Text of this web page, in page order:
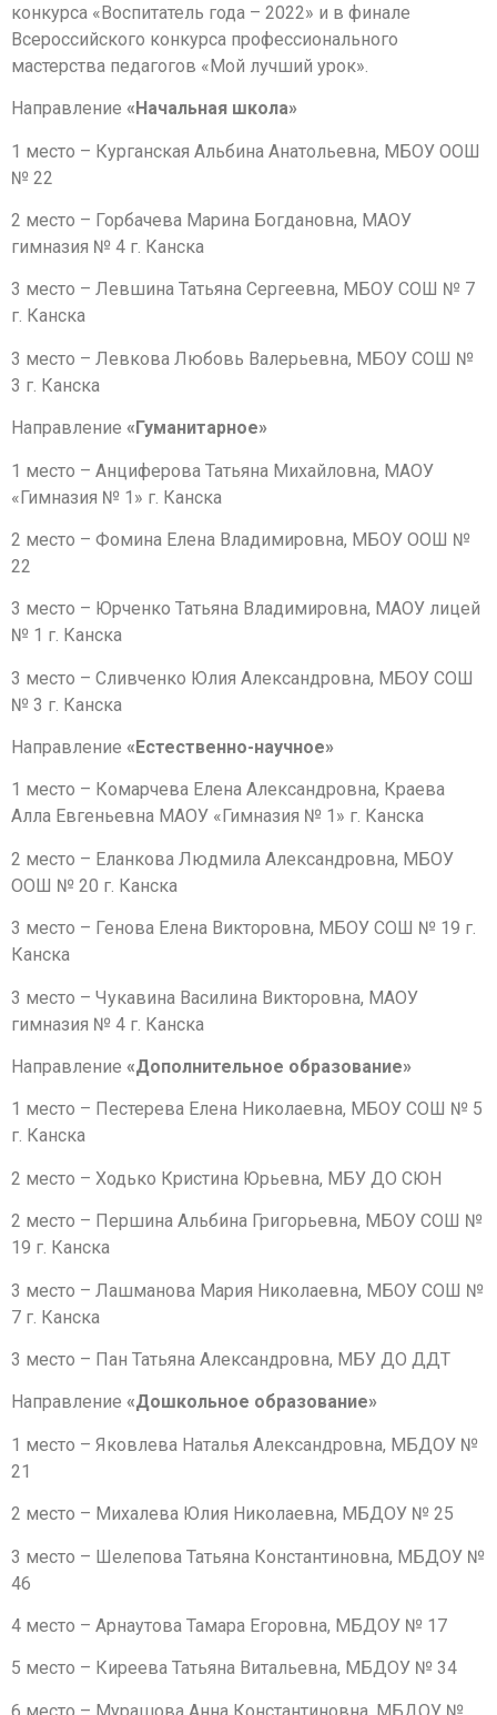
конкурса «Воспитатель года – 2022» и в финале
Всероссийского конкурса профессионального
мастерства педагогов «Мой лучший урок».
Направление «Начальная школа»
1 место – Курганская Альбина Анатольевна, МБОУ ООШ
№ 22
2 место – Горбачева Марина Богдановна, МАОУ
гимназия № 4 г. Канска
3 место – Левшина Татьяна Сергеевна, МБОУ СОШ № 7
г. Канска
3 место – Левкова Любовь Валерьевна, МБОУ СОШ №
3 г. Канска
Направление «Гуманитарное»
1 место – Анциферова Татьяна Михайловна, МАОУ
«Гимназия № 1» г. Канска
2 место – Фомина Елена Владимировна, МБОУ ООШ №
22
3 место – Юрченко Татьяна Владимировна, МАОУ лицей
№ 1 г. Канска
3 место – Сливченко Юлия Александровна, МБОУ СОШ
№ 3 г. Канска
Направление «Естественно-научное»
1 место – Комарчева Елена Александровна, Краева
Алла Евгеньевна МАОУ «Гимназия № 1» г. Канска
2 место – Еланкова Людмила Александровна, МБОУ
ООШ № 20 г. Канска
3 место – Генова Елена Викторовна, МБОУ СОШ № 19 г.
Канска
3 место – Чукавина Василина Викторовна, МАОУ
гимназия № 4 г. Канска
Направление «Дополнительное образование»
1 место – Пестерева Елена Николаевна, МБОУ СОШ № 5
г. Канска
2 место – Ходько Кристина Юрьевна, МБУ ДО СЮН
2 место – Першина Альбина Григорьевна, МБОУ СОШ №
19 г. Канска
3 место – Лашманова Мария Николаевна, МБОУ СОШ №
7 г. Канска
3 место – Пан Татьяна Александровна, МБУ ДО ДДТ
Направление «Дошкольное образование»
1 место – Яковлева Наталья Александровна, МБДОУ №
21
2 место – Михалева Юлия Николаевна, МБДОУ № 25
3 место – Шелепова Татьяна Константиновна, МБДОУ №
46
4 место – Арнаутова Тамара Егоровна, МБДОУ № 17
5 место – Киреева Татьяна Витальевна, МБДОУ № 34